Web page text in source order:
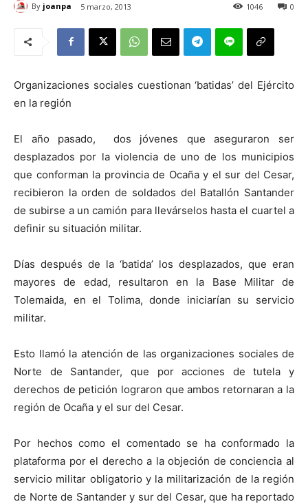
By joanpa 5 marzo, 2013 0
1046
Organizaciones sociales cuestionan ‘batidas’ del Ejército
en la región
El año pasado, dos jóvenes que aseguraron ser
desplazados por la violencia de uno de los municipios
que conforman la provincia de Ocaña y el sur del Cesar,
recibieron la orden de soldados del Batallón Santander
de subirse a un camión para llevárselos hasta el cuartel a
definir su situación militar.
Días después de la ‘batida’ los desplazados, que eran
mayores de edad, resultaron en la Base Militar de
Tolemaida, en el Tolima, donde iniciarían su servicio
militar.
Esto llamó la atención de las organizaciones sociales de
Norte de Santander, que por acciones de tutela y
derechos de petición lograron que ambos retornaran a la
región de Ocaña y el sur del Cesar.
Por hechos como el comentado se ha conformado la
plataforma por el derecho a la objeción de conciencia al
servicio militar obligatorio y la militarización de la región
de Norte de Santander y sur del Cesar, que ha reportado